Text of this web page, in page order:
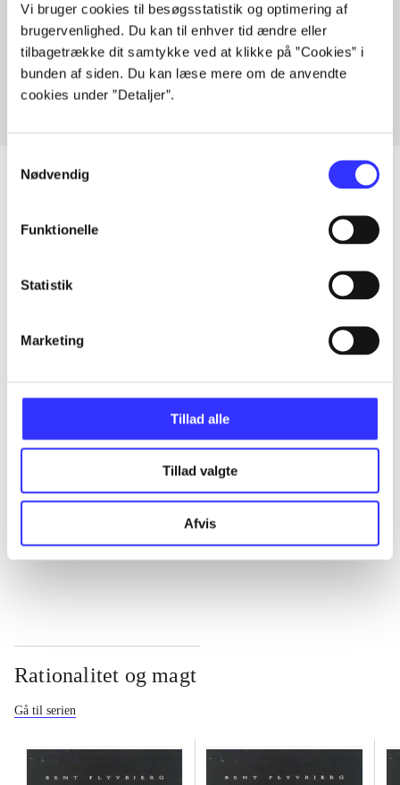
Vi bruger cookies til besøgsstatistik og optimering af
brugervenlighed. Du kan til enhver tid ændre eller
tilbagetrække dit samtykke ved at klikke på ”Cookies” i
bunden af siden. Du kan læse mere om de anvendte
cookies under ”Detaljer”.
Nødvendig
Funktionelle
Statistik
Marketing
Tillad alle
Tillad valgte
Afvis
Artikler med samme emner
Fra
Artikler
Rationalitet og magt
Gå til serien